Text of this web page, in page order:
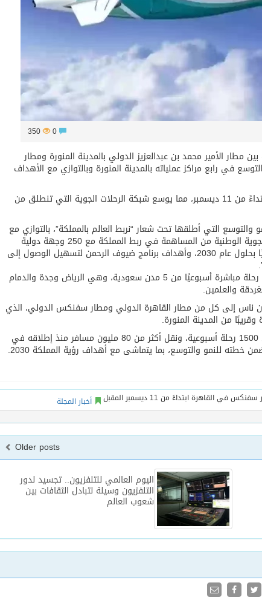
0
350
الأمير محمد بن عبدالعزيز الدولي بالمدينة المنورة ومطار
في رابع مراكز عملياته بالمدينة المنورة وبالتوازي مع الأهداف
وسيتم تشغيل ثلاث رحلات أسبوعية (الأحد، الأربعاء والجمعة) ابتداءً من 11 ديسمبر، مما يوسع شبكة الرحلات الجوية التي تنطلق من
التي أطلقها تحت شعار “نربط العالم بالمملكة”، بالتوازي مع
أهداف الإستراتيجية الوطنية للطيران المدني لتمكين الناقلات الجوية الوطنية من المساهمة في ربط المملكة مع 250 وجهة دولية
واستيعاب 330 مليون مسافر واستضافة 150 مليون سائح سنويًا بحلول عام 2030، وأهداف برنامج ضيوف الرحمن لتسهيل الوصول إلى
ويربط طيران ناس جمهورية مصر العربية بالمملكة بأكثر من 120 رحلة مباشرة أسبوعيًا من 5 مدن سعودية، وهي الرياض وجدة والدمام
والعلمين.
ناس إلى كل من مطار القاهرة الدولي ومطار سفنكس الدولي، الذي
من المدينة المنورة.
ويربط طيران ناس أكثر من 70 وجهة داخلية ودولية عبر أكثر من 1500 رحلة أسبوعية، ونقل أكثر من 80 مليون مسافر منذ إطلاقه في
أخبار المجلة
Older posts
اليوم العالمي للتلفزيون.. تجسيد لدور
التلفزيون وسيلة لتبادل الثقافات بين
شعوب العالم